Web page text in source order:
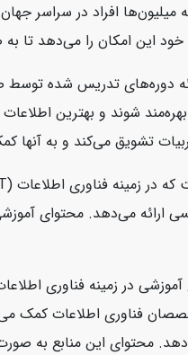
افراد در سراسر
این امکان را می‌دهد تا به
دوره‌های تدریس شده توسط
شوند و بهترین
تشویق می‌کند و به
این منابع به صورت